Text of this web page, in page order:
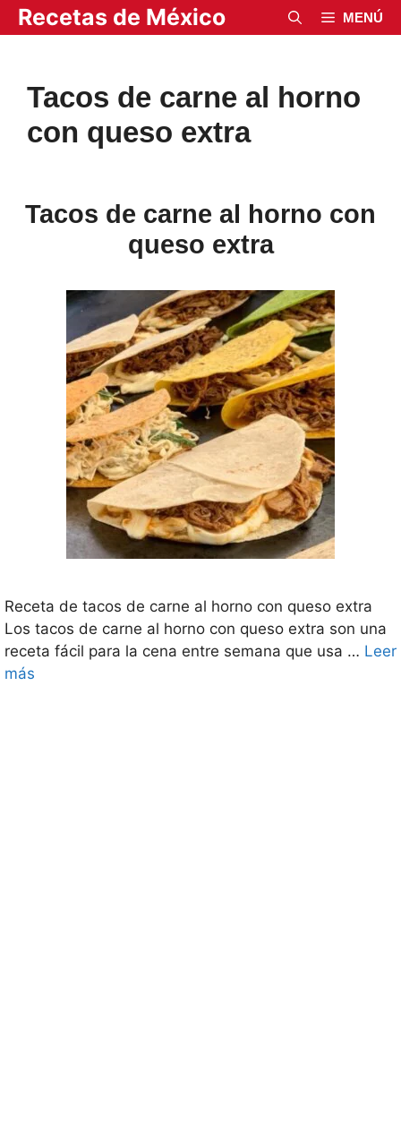
Saltar
al
Recetas de México MENÚ
Tacos de carne al horno
con queso extra
Tacos de carne al horno con
queso extra
Receta de tacos de carne al horno con queso extra
Los tacos de carne al horno con queso extra son una
receta fácil para la cena entre semana que usa … Leer
más